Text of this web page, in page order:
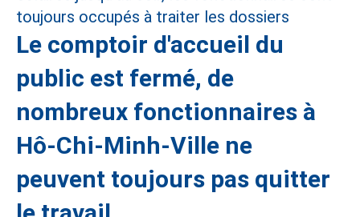
Le comptoir d'accueil du
public est fermé, de
nombreux fonctionnaires à
Hô-Chi-Minh-Ville ne
peuvent toujours pas quitter